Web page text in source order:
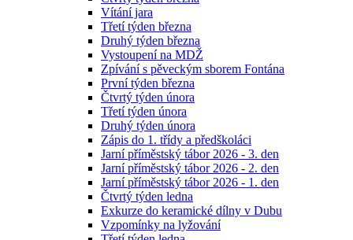
Vítání jara
Třetí týden března
Druhý týden března
Vystoupení na MDŽ
Zpívání s pěveckým sborem Fontána
První týden března
Čtvrtý týden února
Třetí týden února
Druhý týden února
Zápis do 1. třídy a předškoláci
Jarní příměstský tábor 2026 - 3. den
Jarní příměstský tábor 2026 - 2. den
Jarní příměstský tábor 2026 - 1. den
Čtvrtý týden ledna
Exkurze do keramické dílny v Dubu
Vzpomínky na lyžování